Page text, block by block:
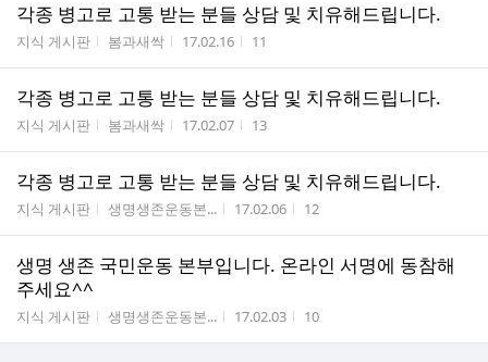
각종 병고로 고통 받는 분들 상담 및 치유해드립니다.
게시판명
지식 게시판 작성자
봄과새싹 작성시간
17.02.16 조회수
11
각종 병고로 고통 받는 분들 상담 및 치유해드립니다.
게시판명
지식 게시판 작성자
봄과새싹 작성시간
17.02.07 조회수
13
각종 병고로 고통 받는 분들 상담 및 치유해드립니다.
게시판명
지식 게시판 작성자
생명생존운동본... 작성시간
17.02.06 조회수
12
생명 생존 국민운동 본부입니다. 온라인 서명에 동참해
주세요^^
게시판명
지식 게시판 작성자
생명생존운동본... 작성시간
17.02.03 조회수
10